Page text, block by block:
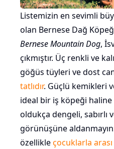
Listemizin en sevimli
olan Bernese Dağ
Bernese Mountain Dog,
çıkmıştır. Üç renkli ve
göğüs tüyleri ve dost
tatlıdır. Güçlü kemikleri
ideal bir iş köpeği
oldukça dengeli, sabırlı
görünüşüne
özellikleçocuklarla